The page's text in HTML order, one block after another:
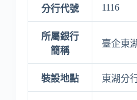
分行代號 1116
所屬銀行
簡稱
臺企東
裝設地點 東湖分